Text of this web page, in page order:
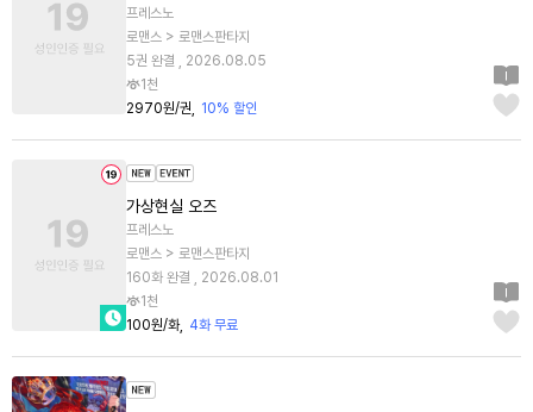
프레스노
로맨스 > 로맨스판타지
5권 완결 , 2026.08.05
1천
2970원/권
10% 할인
가상현실 오즈
프레스노
로맨스 > 로맨스판타지
160화 완결 , 2026.08.01
1천
100원/화
4화 무료